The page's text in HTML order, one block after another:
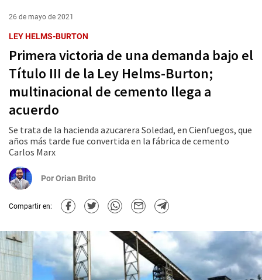
26 de mayo de 2021
LEY HELMS-BURTON
Primera victoria de una demanda bajo el
Título III de la Ley Helms-Burton;
multinacional de cemento llega a
acuerdo
Se trata de la hacienda azucarera Soledad, en Cienfuegos, que
años más tarde fue convertida en la fábrica de cemento
Carlos Marx
PorOrian Brito
Compartir en: